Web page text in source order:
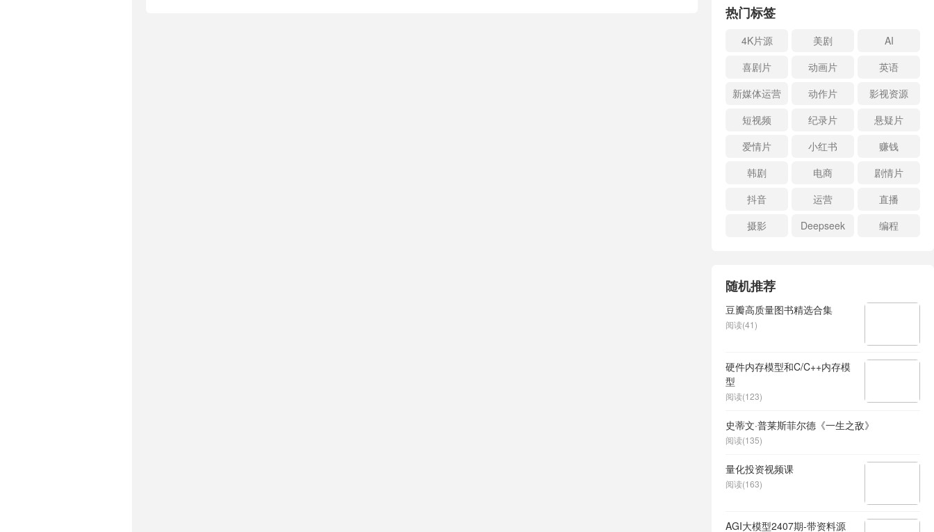
热门标签
4K片源 美剧
AI
喜剧片
动画片
英语
新媒体运营
动作片
影视资源
短视频
纪录片
悬疑片
爱情片
小红书
赚钱
韩剧
电商
剧情片
抖音
运营
直播
摄影
Deepseek 编程
随机推荐
豆瓣高质量图书精选合集
阅读(41)
硬件内存模型和C/C++内存模
型
阅读(123)
史蒂文·普莱斯菲尔德《一生之敌》
阅读(135)
量化投资视频课
阅读(163)
AGI大模型2407期-带资料源